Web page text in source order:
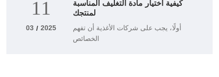
كيفية اختيار مادة التغليف المناسبة
لمنتجك
أولًا، يجب على شركات الأغذية أن تفهم
الخصائص
11
2025
/
03